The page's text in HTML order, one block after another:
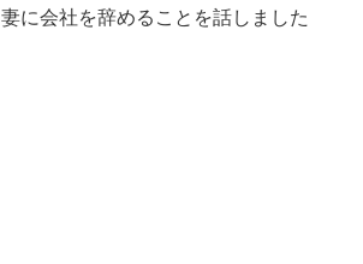
妻に会社を辞めることを話しました